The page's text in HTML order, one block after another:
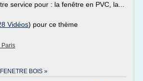
service pour : la fenêtre en PVC, la...
Vidéos) pour ce thème
Paris
BOIS »